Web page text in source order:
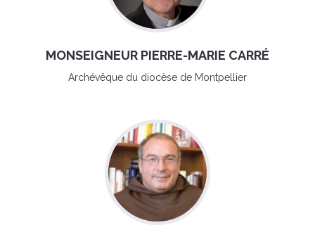
MONSEIGNEUR PIERRE-MARIE CARRÉ
Archévêque du diocèse de Montpellier